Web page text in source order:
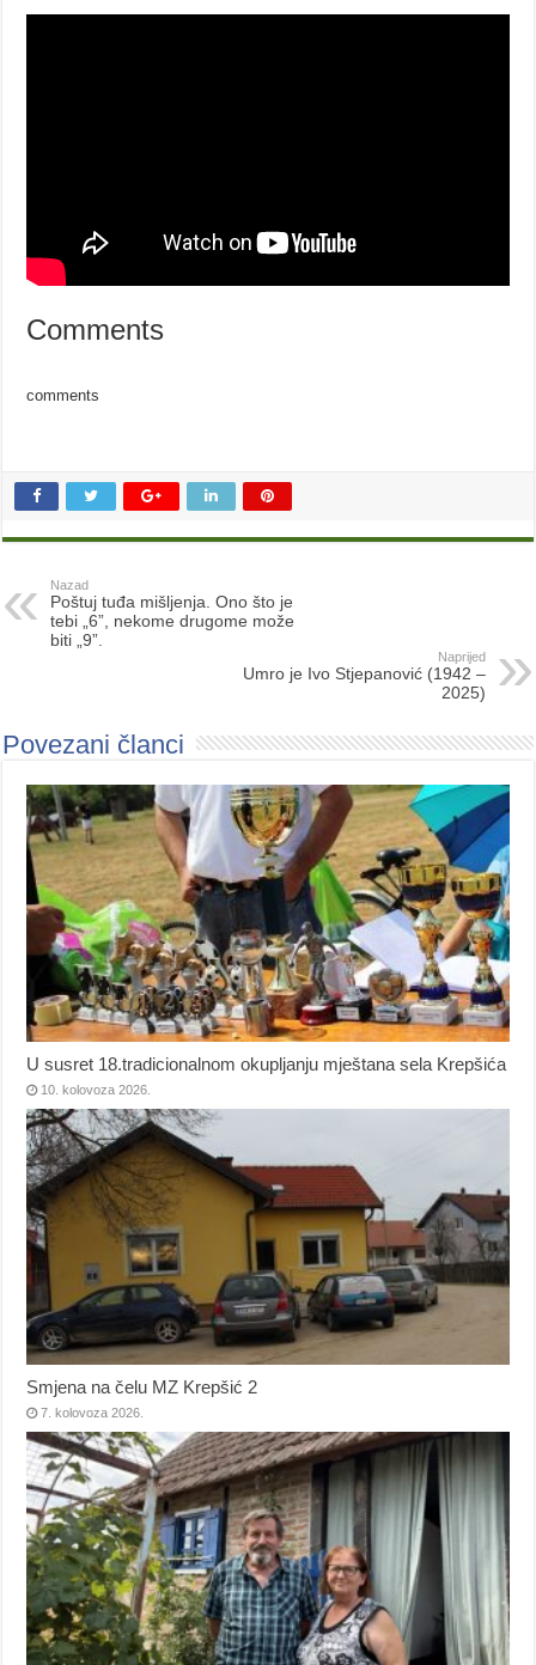
Comments
comments
Nazad
Poštuj tuđa mišljenja. Ono što je
tebi „6”, nekome drugome može
biti „9”.
Naprijed
Umro je Ivo Stjepanović (1942 –
2025)
Povezani članci
U susret 18.tradicionalnom okupljanju mještana sela Krepšića
10. kolovoza 2026.
Smjena na čelu MZ Krepšić 2
7. kolovoza 2026.